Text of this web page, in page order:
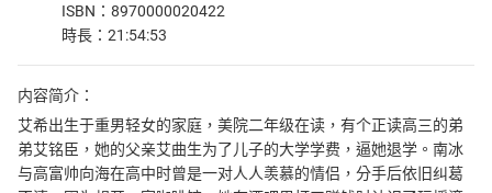
ISBN：8970000020422
時長：21:54:53
内容简介：
艾希出生于重男轻女的家庭，美院二年级在读，有个正读高三的弟
弟艾铭臣，她的父亲艾曲生为了儿子的大学学费，逼她退学。南冰
与高富帅向海在高中时曾是一对人人羡慕的情侣，分手后依旧纠葛